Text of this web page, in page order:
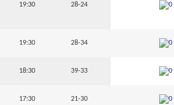
19:30 28-24
19:30 28-34
18:30 39-33
17:30 21-30